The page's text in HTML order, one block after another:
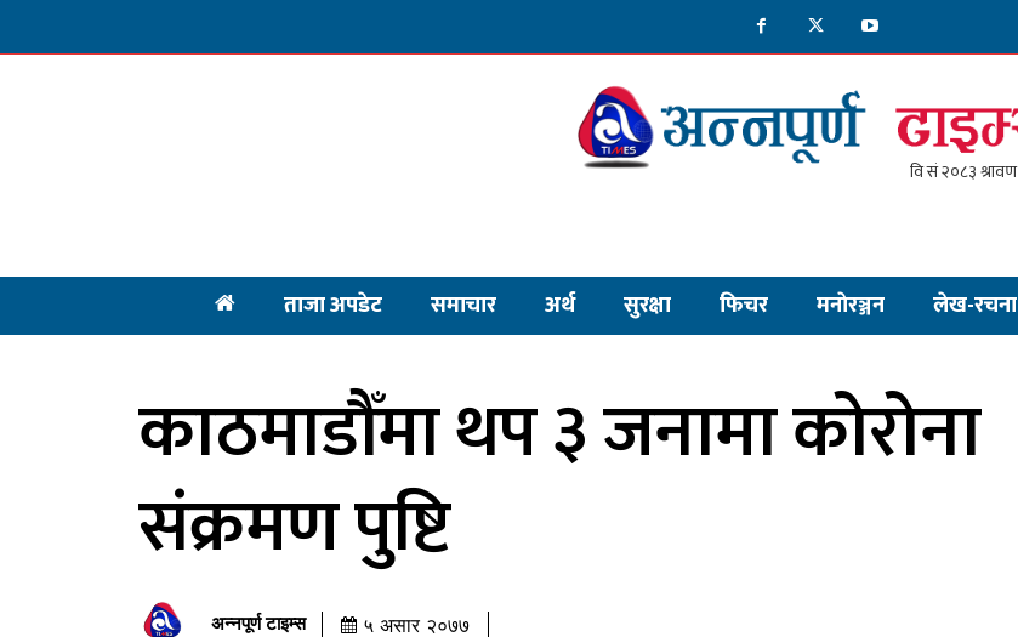
ताजा अपडेट समाचार अर्थ सुरक्षा फिचर मनाेरञ्जन लेख-रचना
काठमाडौँमा थप ३ जनामा कोरोना
संक्रमण पुष्टि
अन्नपूर्ण टाइम्स ५ असार २०७७